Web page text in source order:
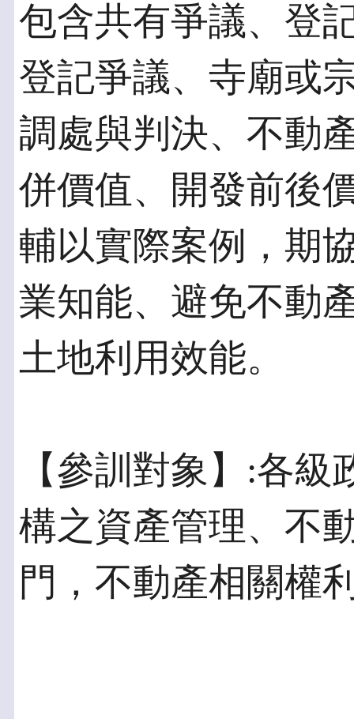
包含共有爭議、登
登記爭議、寺廟或
調處與判決、不動
併價值、開發前後
輔以實際案例，期
業知能、避免不動
土地利用效能。
【參訓對象】:各
構之資產管理、不
門，不動產相關權